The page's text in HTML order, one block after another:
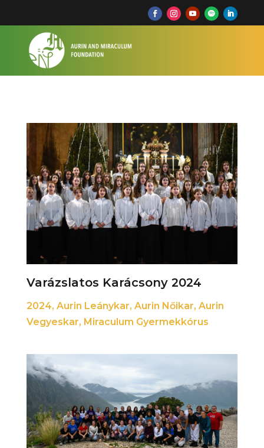
Varázslatos Karácsony 2024
2024, Aurin Leánykar, Aurin Nőikar, Aurin
Vegyeskar, Miraculum Gyermekkórus